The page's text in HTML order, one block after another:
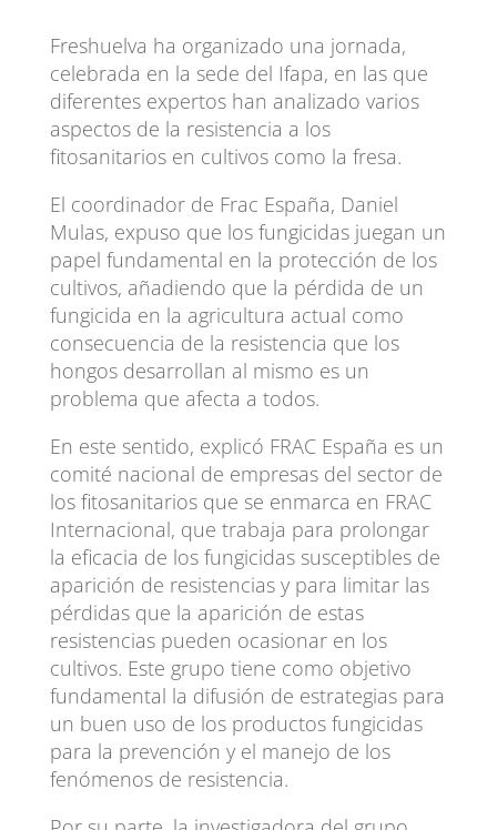
Freshuelva ha organizado una jornada,
celebrada en la sede del Ifapa, en las que
diferentes expertos han analizado varios
aspectos de la resistencia a los
fitosanitarios en cultivos como la fresa.
El coordinador de Frac España, Daniel
Mulas, expuso que los fungicidas juegan un
papel fundamental en la protección de los
cultivos, añadiendo que la pérdida de un
fungicida en la agricultura actual como
consecuencia de la resistencia que los
hongos desarrollan al mismo es un
problema que afecta a todos.
En este sentido, explicó FRAC España es un
comité nacional de empresas del sector de
los fitosanitarios que se enmarca en FRAC
Internacional, que trabaja para prolongar
la eficacia de los fungicidas susceptibles de
aparición de resistencias y para limitar las
pérdidas que la aparición de estas
resistencias pueden ocasionar en los
cultivos. Este grupo tiene como objetivo
fundamental la difusión de estrategias para
un buen uso de los productos fungicidas
para la prevención y el manejo de los
fenómenos de resistencia.